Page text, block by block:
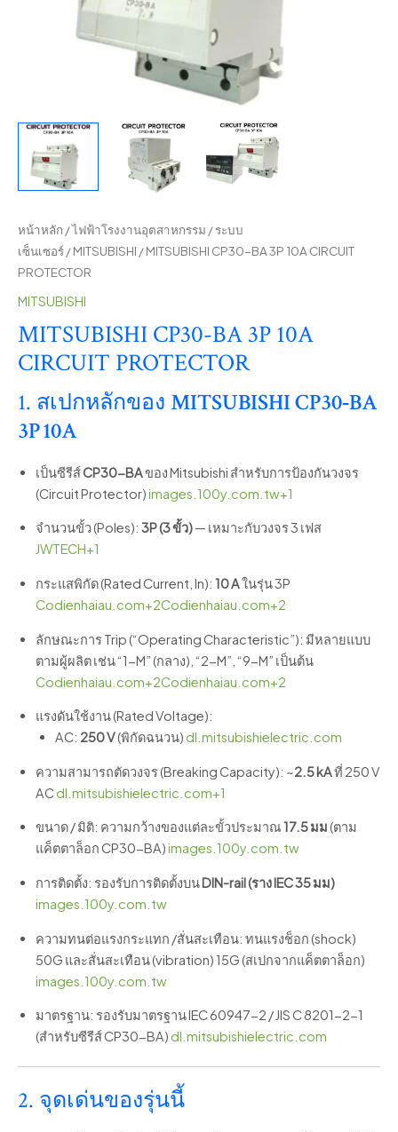
หน้าหลัก /ไฟฟ้าโรงงานอุตสาหกรรม /ระบบ
เซ็นเซอร์/MITSUBISHI / MITSUBISHI CP30-BA 3P 10A CIRCUIT
PROTECTOR
MITSUBISHI
MITSUBISHI CP30-BA 3P 10A
CIRCUIT PROTECTOR
1. สเปกหลักของ MITSUBISHI CP30‑BA
3P 10A
เป็นซีรีส์CP30-BAของ Mitsubishi สำหรับการป้องกันวงจร
(Circuit Protector)images.100y.com.tw+1
จำนวนขั้ว (Poles): 3P (3 ขั้ว)— เหมาะกับวงจร 3 เฟส
JWTECH+1
กระแสพิกัด (Rated Current, In): 10 Aในรุ่น 3P
Codienhaiau.com+2Codienhaiau.com+2
ลักษณะการ Trip (“Operating Characteristic”): มีหลายแบบ
ตามผู้ผลิต เช่น “1-M” (กลาง), “2-M”, “9-M” เป็นต้น
Codienhaiau.com+2Codienhaiau.com+2
แรงดันใช้งาน (Rated Voltage):
AC: 250 V(พิกัดฉนวน) dl.mitsubishielectric.com
ความสามารถตัดวงจร (Breaking Capacity): ~2.5 kAที่ 250 V
ACdl.mitsubishielectric.com+1
ขนาด / มิติ: ความกว้างของแต่ละขั้วประมาณ17.5 มม(ตาม
แค็ตตาล็อก CP30-BA)images.100y.com.tw
การติดตั้ง: รองรับการติดตั้งบนDIN-rail (ราง IEC 35 มม)
images.100y.com.tw
ความทนต่อแรงกระแทก /สั่นสะเทือน: ทนแรงช็อก (shock)
50G และสั่นสะเทือน (vibration) 15G (สเปกจากแค็ตตาล็อก)
images.100y.com.tw
มาตรฐาน: รองรับมาตรฐาน IEC 60947-2 / JIS C 8201-2-1
(สำหรับซีรีส์ CP30-BA) dl.mitsubishielectric.com
2. จุดเด่นของรุ่นนี้